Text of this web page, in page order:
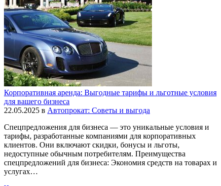
Корпоративная аренда: Выгодные тарифы и льготные условия
для вашего бизнеса
22.05.2025 в Автопрокат: Советы и выгода
Спецпредложения для бизнеса — это уникальные условия и
тарифы, разработанные компаниями для корпоративных
клиентов. Они включают скидки, бонусы и льготы,
недоступные обычным потребителям. Преимущества
спецпредложений для бизнеса: Экономия средств на товарах и
услугах…